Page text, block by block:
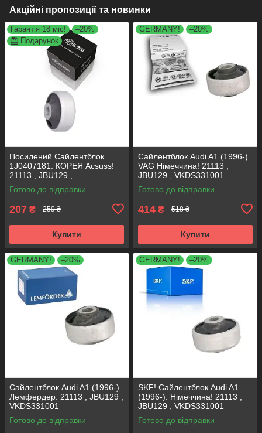
Акційні пропозиції та новинки
Гарантія 18 міс!
–20%
Подарунок
Посилений Сайлентблок
1J0407181. КОРЕЯ Acsuss!
21113 , JBU129 ,
VKDS331001
Готово до відправки
207 ₴ 259 ₴
Купити
GERMANY! –20%
Сайлентблок Audi A1 (1996-).
VAG Німеччина! 21113 ,
JBU129 , VKDS331001
Готово до відправки
414 ₴ 518 ₴
Купити
GERMANY! –20%
Сайлентблок Audi A1 (1996-).
Лемфердер. 21113 , JBU129 ,
VKDS331001
Готово до відправки
GERMANY! –20%
SKF! Сайлентблок Audi A1
(1996-). Німеччина! 21113 ,
JBU129 , VKDS331001
Готово до відправки